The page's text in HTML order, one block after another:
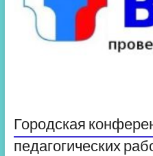
Городская
педагогических